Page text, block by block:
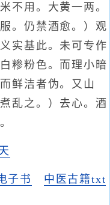
不用。大黄一两。
。仍禁酒愈。）观
实基此。未可专作
糁粉色。而理小暗
鲜洁者伪。又山
乱之。）去心。酒
子书
中医古籍txt